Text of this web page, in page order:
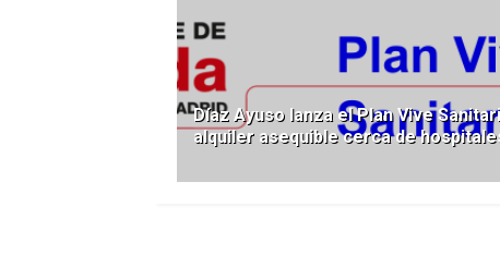
Díaz Ayuso lanza el Plan Vive
alquiler asequible cerca de